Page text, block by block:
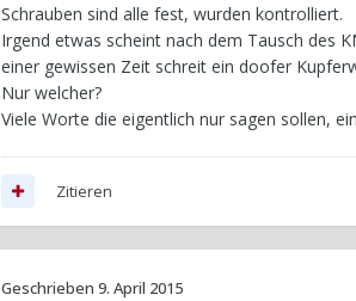
Schrauben sind alle fest, wurden kontrolliert.
Irgend etwas scheint nach dem Tausch des
einer gewissen Zeit schreit ein doofer
Nur welcher?
Viele Worte die eigentlich nur sagen sollen,
Zitieren
Geschrieben 9. April 2015